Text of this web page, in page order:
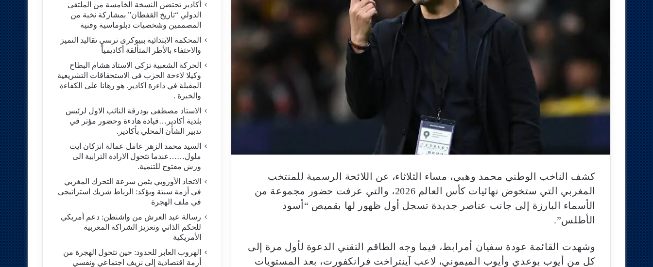
كشف الناخب الوطني محمد وهبي، مساء الثلاثاء، عن اللائحة الرسمية للمنتخب
المغربي التي ستخوض نهائيات كأس العالم 2026، والتي عرفت حضور مجموعة من
الأسماء البارزة إلى جانب عناصر جديدة تسجل أول ظهور لها بقميص “أسود
الأطلس”.
وشهدت القائمة عودة سفيان أمرابط، فيما وجه الطاقم التقني الدعوة لأول مرة إلى
كل من أيوب بوعدي وأيوب الميموني، لاعب آينتراخت فرانكفورت، بعد المستويات
أكادير تحتضن النسخة الخامسة من الملتقى
الدولي “تاريخ القفطان” بمشاركة نخبة من
المصممين وشخصيات دبلوماسية وفنية
المحكمة الابتدائية ببيوكرى ترسي تقاليد التميز
والاحتفاء بالأطر المتألقة أكاديمياً
الحركة الشعبية تزكى الاستاد هشام البطاح
وكيلا لاءحة الحزب فى الاستحقاقات التشريعية
المقبلة في داءرة اكادير. هو رهانا على الكفاءة
والخبرة .
الاستاد مصطفى بودرقة النائب الاول لرئيس
بلدية أكادير…قيادة هادءة وحضور مؤتر في
تدبير الشأن المحلي بأكادير.
السيد محمد الزهر عامل عمالة انزكان ايت
ملول……عندما تتحول الارادة الترابية الى
ورش مفتوح للتنمية.
الاتحاد الأوروبي يثمن سرعة التحرك المغربي
في أزمة سبتة ويؤكد: الرباط شريك استراتيجي
في ملف الهجرة
رسالة عيد العرش من واشنطن: دعم أمريكي
للحكم الذاتي وتعزيز الشراكة المغربية
الأمريكية
​الهروب العابر للحدود: حين تتحول الهجرة من
أزمة اقتصادية إلى نزيف اجتماعي ونفسي